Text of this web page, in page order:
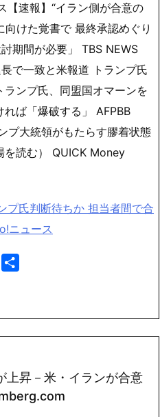
【速報】“イラン側が合意の
けた覚書で 最終承認めぐり
期間が必要」 TBS NEWS
で一致と米報道 トランプ氏
ンプ氏、同盟国オマーンを
ば「爆破する」 AFPBB
プ大統領がもたらす膠着状態
を読む） QUICK Money
プ氏判断待ちか 担当者間で合
ニュース
Copy
上昇－米・イランが合意